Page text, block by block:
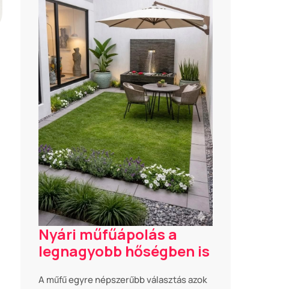
Nyári műfűápolás a
legnagyobb hőségben is
A műfű egyre népszerűbb választás azok